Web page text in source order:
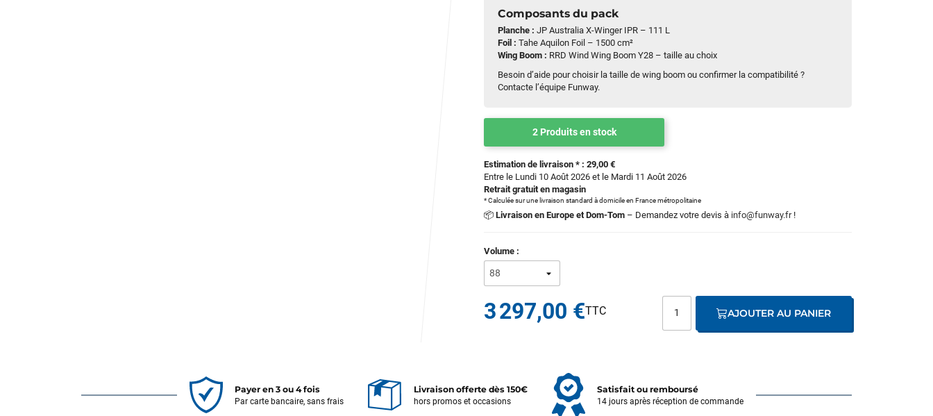
Composants du pack
Planche : JP Australia X-Winger IPR – 111 L
Foil : Tahe Aquilon Foil – 1500 cm²
Wing Boom : RRD Wind Wing Boom Y28 – taille au choix
Besoin d’aide pour choisir la taille de wing boom ou confirmer la compatibilité ?
Contacte l’équipe Funway.
2 Produits en stock
Estimation de livraison * : 29,00 €
Entre le Lundi 10 Août 2026 et le Mardi 11 Août 2026
Retrait gratuit en magasin
* Calculée sur une livraison standard à domicile en France métropolitaine
📦 Livraison en Europe et Dom-Tom – Demandez votre devis à info@funway.fr!
Volume :
3 297,00 € AJOUTER AU PANIER
Payer en 3 ou 4 fois
Par carte bancaire, sans frais
Livraison offerte dès 150€
hors promos et occasions
Satisfait ou remboursé
14 jours après réception de commande